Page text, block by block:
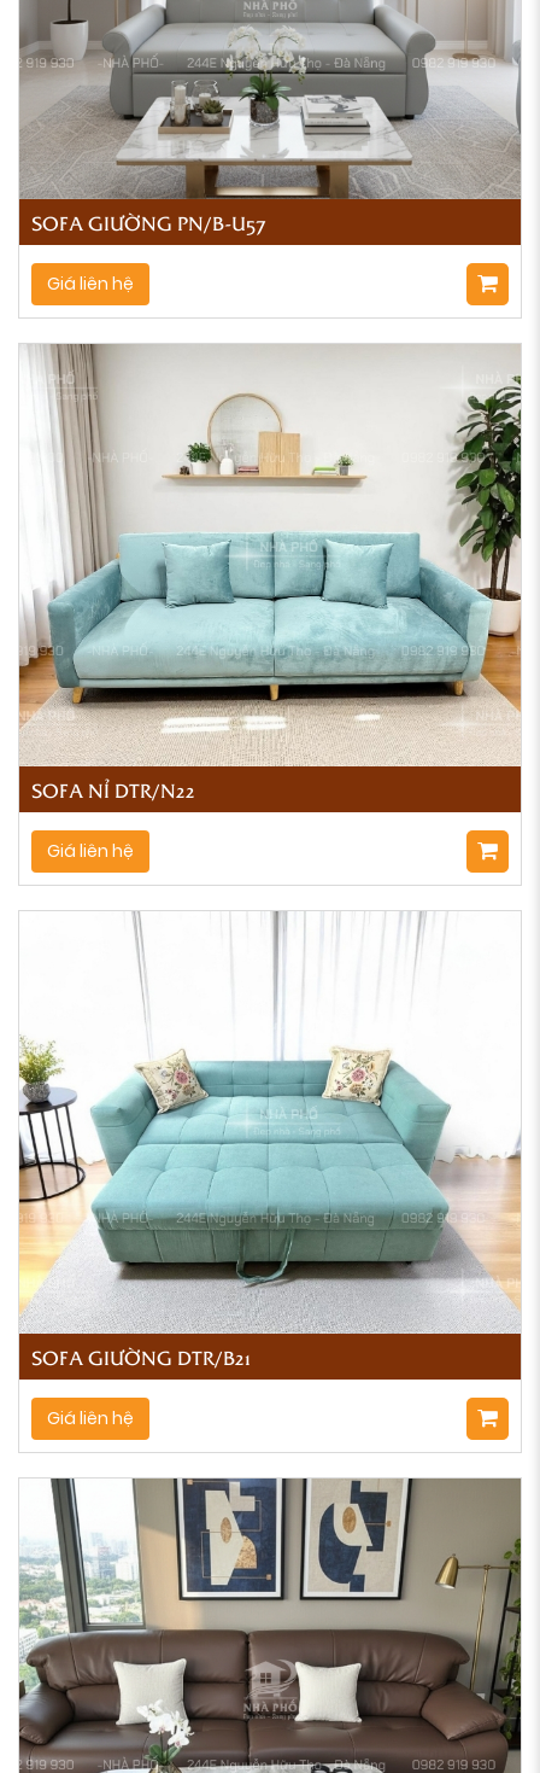
SOFA GIƯỜNG PN/B-U57
Giá liên hệ
SOFA NỈ DTR/N22
Giá liên hệ
SOFA GIƯỜNG DTR/B21
Giá liên hệ